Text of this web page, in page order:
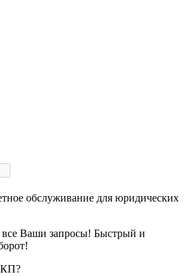
обслуживание для юридических
все Ваши запросы! Быстрый и
КП?